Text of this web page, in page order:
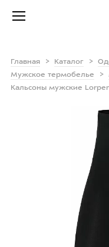
Главная Каталог
Мужское термобелье
Кальсоны мужские